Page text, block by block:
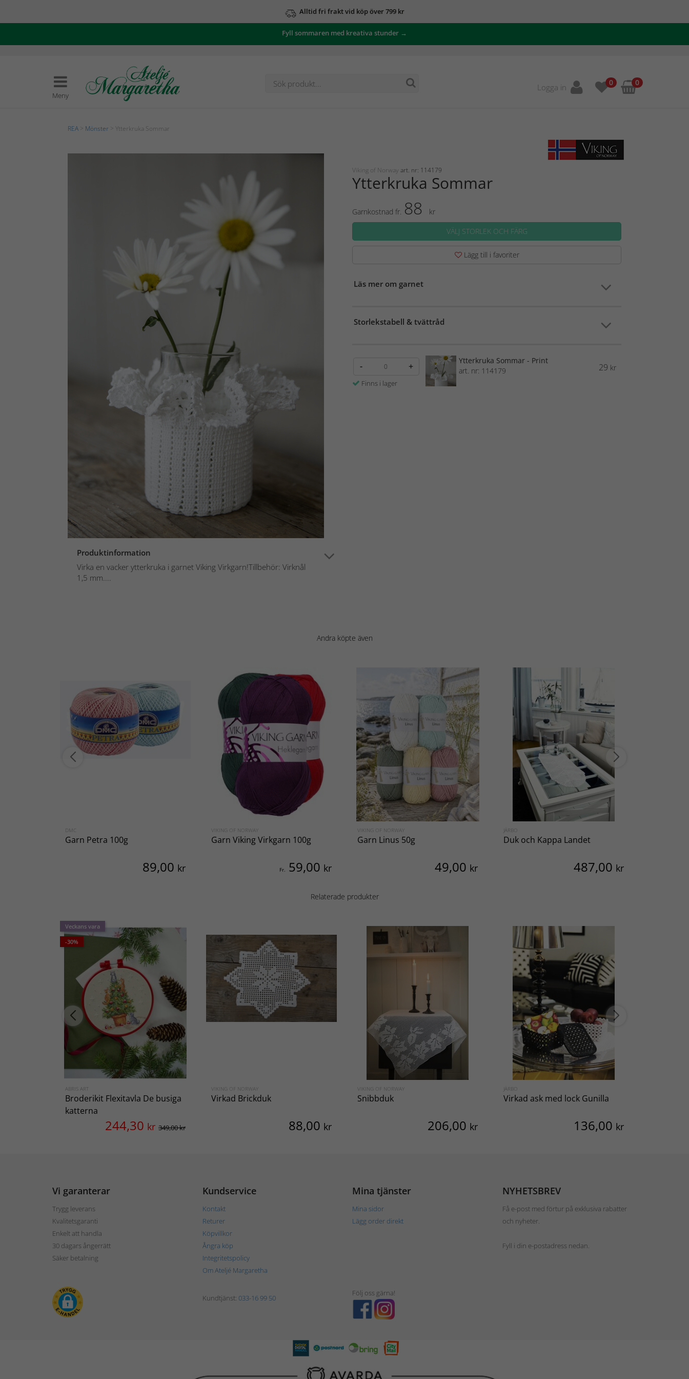
Alltid fri frakt vid köp över 799 kr
Fyll sommaren med kreativa stunder →
Meny
Logga in 0 0
REA Mönster > Ytterkruka Sommar
Produktinformation
Virka en vacker ytterkruka i garnet Viking Virkgarn!Tillbehör: Virknål
1,5 mm....
Viking of Norway art. nr: 114179
Ytterkruka Sommar
Garnkostnad fr. 88
kr
VÄLJ STORLEK OCH FÄRG
Lägg till i favoriter
Läs mer om garnet
Storlekstabell & tvättråd
- +
Finns i lager
Ytterkruka Sommar - Print
art. nr: 114179
29 kr
Andra köpte även
DMC
Garn Petra 100g
89,00 kr
VIKING OF NORWAY
Garn Viking Virkgarn 100g
Fr. 59,00 kr
VIKING OF NORWAY
Garn Linus 50g
49,00 kr
JÄRBO
Duk och Kappa Landet
487,00 kr
Relaterade produkter
Veckans vara
-30%
ABRIS ART
Broderikit Flexitavla De busiga
katterna
244,30 kr 349,00 kr
VIKING OF NORWAY
Virkad Brickduk
88,00 kr
VIKING OF NORWAY
Snibbduk
206,00 kr
JÄRBO
Virkad ask med lock Gunilla
136,00 kr
Vi garanterar
Trygg leverans
Kvalitetsgaranti
Enkelt att handla
30 dagars ångerrätt
Säker betalning
Kundservice
Kontakt
Returer
Köpvillkor
Ångra köp
Integritetspolicy
Om Ateljé Margaretha
Mina tjänster
Mina sidor
Lägg order direkt
NYHETSBREV
Få e-post med förtur på exklusiva rabatter
och nyheter.
Fyll i din e-postadress nedan.
Kundtjänst: 033-16 99 50
Följ oss gärna!